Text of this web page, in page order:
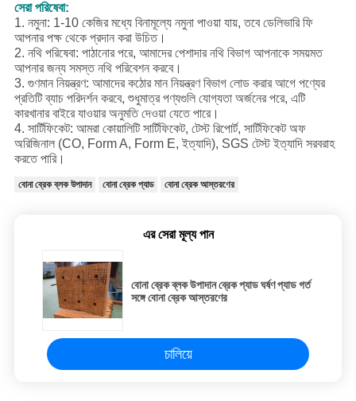
সেরা পরিষেবা:
1. নমুনা: 1-10 কেজির মধ্যে বিনামূল্যে নমুনা পাওয়া যায়, তবে ডেলিভারি ফি
আপনার পক্ষ থেকে প্রদান করা উচিত।
2. নথি পরিষেবা: পাঠানোর পরে, আমাদের পেশাদার নথি বিভাগ আপনাকে সময়মত
আপনার জন্য সমস্ত নথি পরিবেশন করবে।
3. গুণমান নিয়ন্ত্রণ: আমাদের কঠোর মান নিয়ন্ত্রণ বিভাগ লোড করার আগে পণ্যের
প্রতিটি ব্যাচ পরিদর্শন করবে, শুধুমাত্র পণ্যগুলি যোগ্যতা অর্জনের পরে, এটি
কারখানার বাইরে যাওয়ার অনুমতি দেওয়া যেতে পারে।
4. সার্টিফিকেট: আমরা কোয়ালিটি সার্টিফিকেট, টেস্ট রিপোর্ট, সার্টিফিকেট অফ
অরিজিনাল (CO, Form A, Form E, ইত্যাদি), SGS টেস্ট ইত্যাদি সরবরাহ
করতে পারি।
বোনা ব্রেক ব্লক উপাদান বোনা ব্রেক প্যাড বোনা ব্রেক আস্তরণের
এর সেরা মূল্য পান
বোনা ব্রেক ব্লক উপাদান ব্রেক প্যাড ঘর্ষণ প্যাড গর্ত
সঙ্গে বোনা ব্রেক আস্তরণের
চালিয়ে